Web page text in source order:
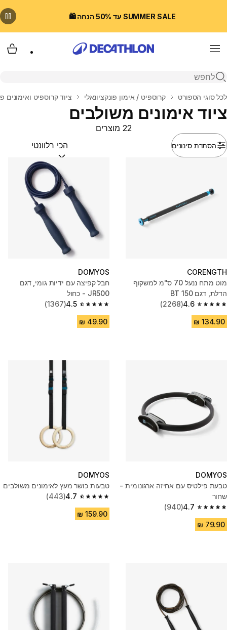
SUMMER SALE עד 50% הנחה 🛍️
Menu
פתיחת חיפוש
בית
לכל סוגי הספורט קרוספיט / אימון פונקציונאלי ציוד קרוספיט ואימונים
ציוד אימונים משולבים
הסתרת סינונים
22 מוצרים
מיין לפי:(optional)
CORENGTH
מוט מתח ננעל 70 ס"מ למשקוף
הדלת, דגם BT 150
4.6
4.6 out of 5 stars from 2268 reviews
(2268)
DOMYOS
חבל קפיצה עם ידיות גומי, דגם
JR500 - כחול
4.5
4.5 out of 5 stars from 1367 reviews
(1367)
DOMYOS
טבעת פילטיס עם אחיזה ארגונומית -
שחור
4.7
4.7 out of 5 stars from 940 reviews
(940)
DOMYOS
טבעות כושר מעץ לאימונים משולבים
4.7
4.7 out of 5 stars from 443 reviews
(443)